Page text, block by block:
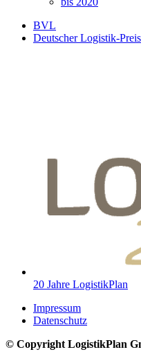
BVL
Deutscher Logistik-Preis
20 Jahre LogistikPlan
Impressum
Datenschutz
© Copyright LogistikPlan